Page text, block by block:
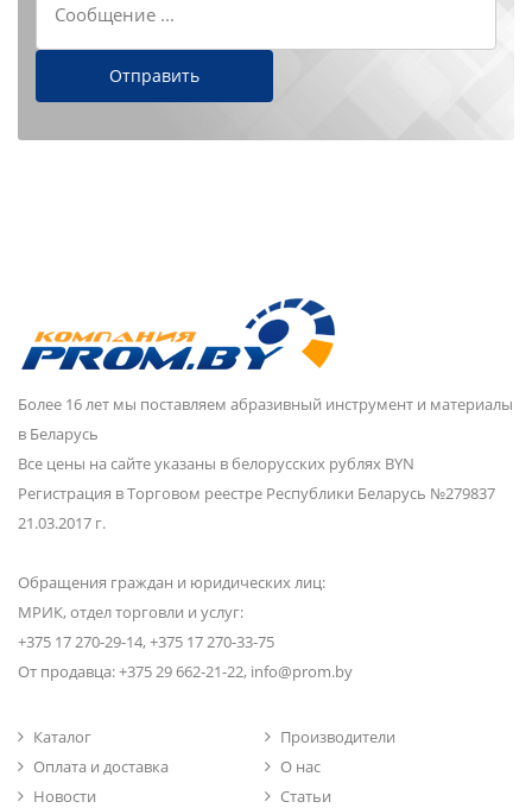
Сообщение ...
Более 16 лет мы поставляем абразивный инструмент и материалы
в Беларусь
Все цены на сайте указаны в белорусских рублях BYN
Регистрация в Торговом реестре Республики Беларусь №279837
21.03.2017 г.
Обращения граждан и юридических лиц:
МРИК, отдел торговли и услуг:
+375 17 270-29-14, +375 17 270-33-75
От продавца: +375 29 662-21-22, info@prom.by
Каталог
Производители
Оплата и доставка
О нас
Новости
Статьи